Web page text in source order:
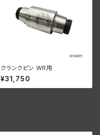
クランクピン WR用
¥31,750